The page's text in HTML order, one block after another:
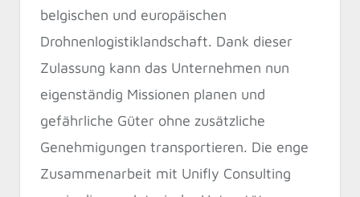
belgischen und europäischen
Drohnenlogistiklandschaft. Dank dieser
Zulassung kann das Unternehmen nun
eigenständig Missionen planen und
gefährliche Güter ohne zusätzliche
Genehmigungen transportieren. Die enge
Zusammenarbeit mit Unifly Consulting